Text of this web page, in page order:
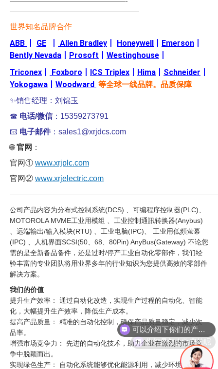
———————————————————
世界知名品牌合作
ABB GE Allen Bradley Honeywell Emerson
Bently Nevada
Prosoft Westinghouse
Triconex
Foxboro ICS Triplex Hima Schneider
Yokogawa
Woodward 等全球一线品牌。品质保障
✨销售经理：刘锦玉
☎ 电话/微信：15359273791
📧 电子邮件：sales1@xrjdcs.com
🌐官网 ：
官网① www.xrjplc.com
官网② www.xrjelectric.com
公司产品内容为分布式控制系统(DCS) 、可编程序控制器(PLC)、
MOTOROLA MVME工业用模组 、工业控制通訊转换器(Anybus)
、远端输出/输入模块(RTU) 、工业电脑(IPC)、 工业用低頻萤幕
(IPC) 、人机界面SCSI(50、68、80Pin) AnyBus(Gateway) 不论您
需的是全新备品备件，还是过时/停产工业自动化零部件，我们经
验丰富的专业团队将用业界多年的行业知识为您提供高效的零部件
解决方案。
我们的价值
提升生产效率： 通过自动化改造，实现生产过程的自动化、智能
化，大幅提升生产效率，降低生产成本。
提高产品质量： 精准的自动化控制，确保产品质量稳定，减少次
品率。
增强市场竞争力： 先进的自动化技术，助力企业在激烈的市场竞
争中脱颖而出。
实现绿色生产： 自动化系统能够优化能源利用，减少环境污染，
你们是怎么收费的呢